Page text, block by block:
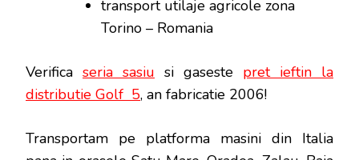
transport utilaje agricole zona
Torino – Romania
Verifica seria sasiu si gaseste pret ieftin la
distributie Golf 5, an fabricatie 2006!
Transportam pe platforma masini din Italia